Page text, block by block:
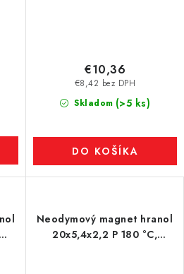
Skladom (>5 ks)
€8,42 bez DPH
€10,36
DO KOŠÍKA
Neodymový magnet hranol
20x5,4x2,2 P 180 °C,